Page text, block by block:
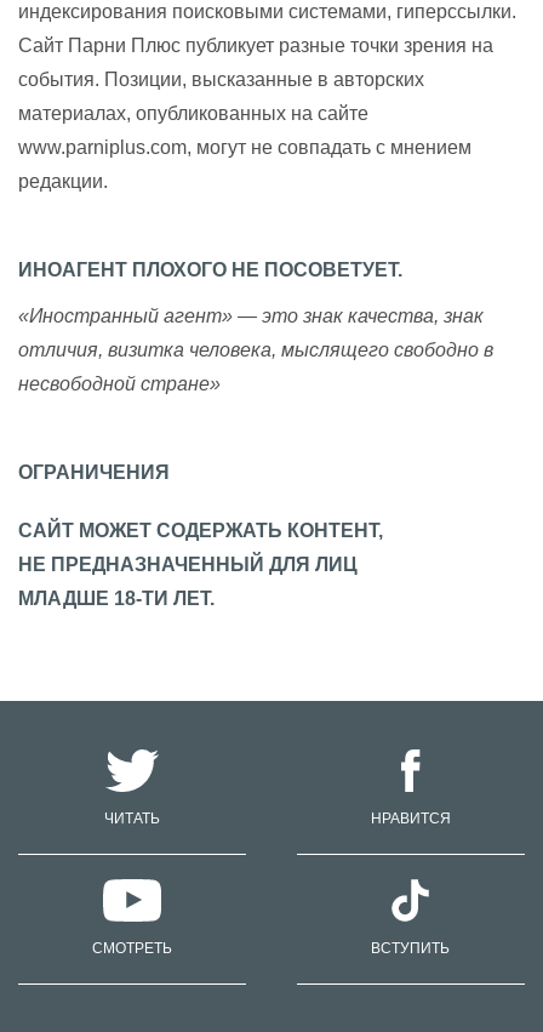
индексирования поисковыми системами, гиперссылки.
Сайт Парни Плюс публикует разные точки зрения на
события. Позиции, высказанные в авторских
материалах, опубликованных на сайте
www.parniplus.com, могут не совпадать с мнением
редакции.
ИНОАГЕНТ ПЛОХОГО НЕ ПОСОВЕТУЕТ.
«Иностранный агент» — это знак качества, знак
отличия, визитка человека, мыслящего свободно в
несвободной стране»
ОГРАНИЧЕНИЯ
САЙТ МОЖЕТ СОДЕРЖАТЬ КОНТЕНТ,
НЕ ПРЕДНАЗНАЧЕННЫЙ ДЛЯ ЛИЦ
МЛАДШЕ 18-ТИ ЛЕТ.
ЧИТАТЬ НРАВИТСЯ
СМОТРЕТЬ ВСТУПИТЬ